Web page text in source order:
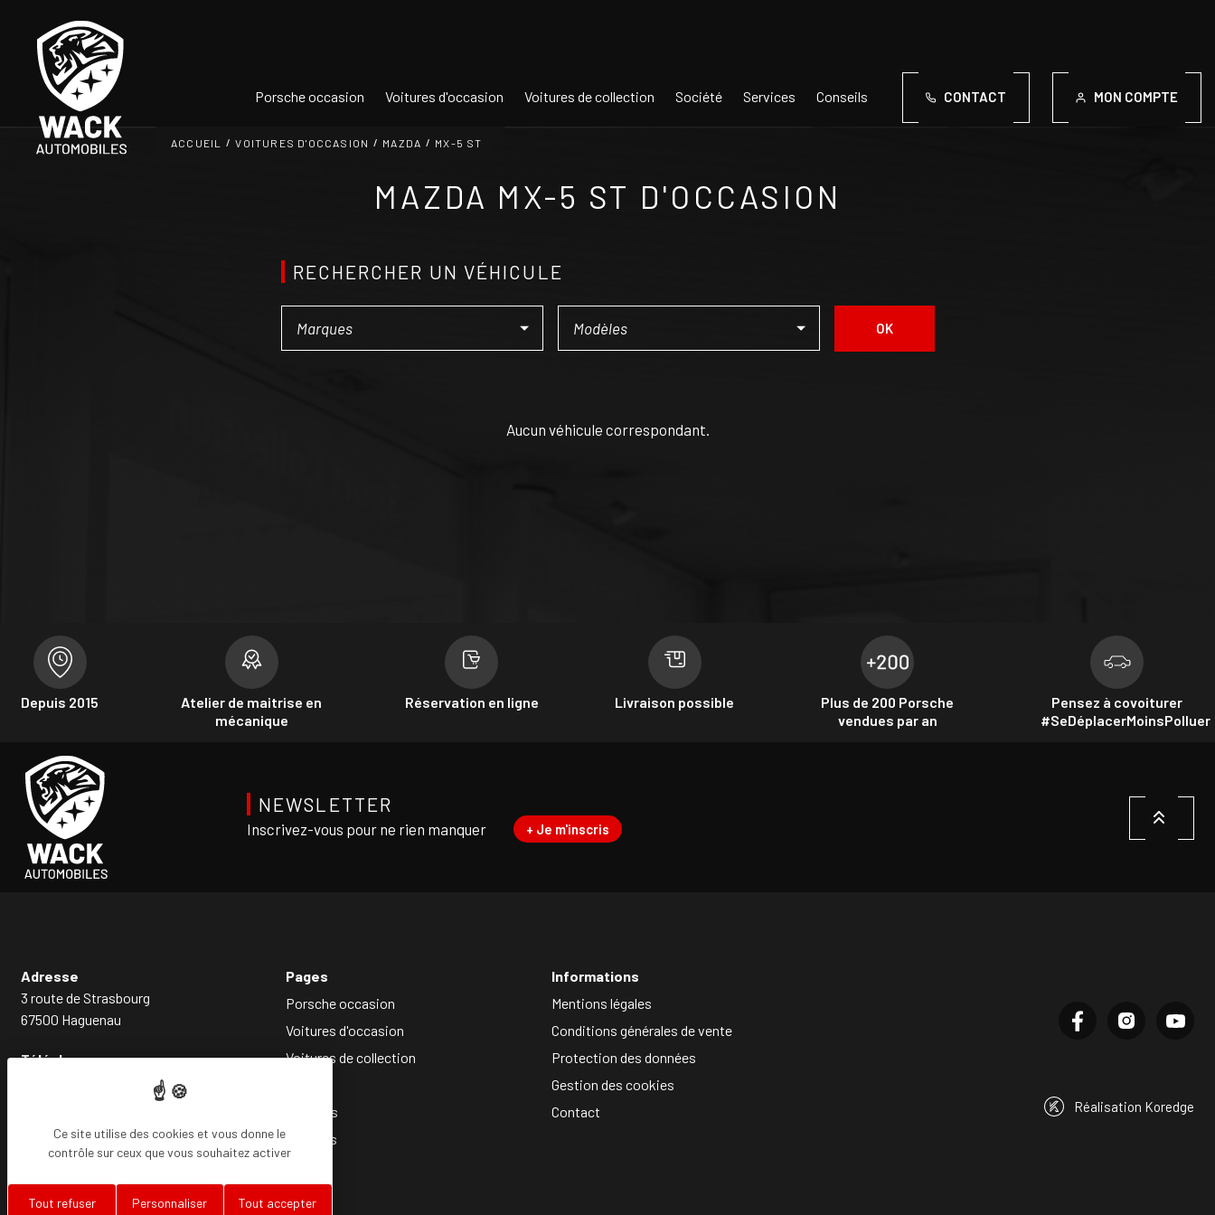
Ce site utilise des cookies et vous donne le
contrôle sur ceux que vous souhaitez activer
Tout accepter
Tout refuser Personnaliser
Porsche occasion Voitures d'occasion Voitures de collection Société Services Conseils CONTACT MON COMPTE
ACCUEIL VOITURES D'OCCASION MAZDA MX-5 ST
MAZDA MX-5 ST D'OCCASION
RECHERCHER UN VÉHICULE
OK
Aucun véhicule correspondant.
Depuis 2015
Atelier de maitrise en
mécanique
Réservation en ligne Livraison possible
Plus de 200 Porsche
vendues par an
Pensez à covoiturer
#SeDéplacerMoinsPolluer
NEWSLETTER
Inscrivez-vous pour ne rien manquer + Je m'inscris
Adresse
3 route de Strasbourg
67500 Haguenau
Téléphone
Pages
Porsche occasion
Voitures d'occasion
Voitures de collection
Services
Conseils
Informations
Mentions légales
Conditions générales de vente
Protection des données
Gestion des cookies
Contact
Réalisation Koredge